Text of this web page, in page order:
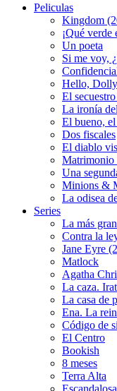
Peliculas
Kingdom
¡Qué verde
Un poeta
Si me voy,
Hello,
El
La ironía
El bueno,
Dos fiscales
El diablo
Matrimonio
Una
Minions &
La odisea
Series
La más
Contra la
Jane Eyre
Matlock
Agatha
La caza.
La casa de
Ena. La
Código de
El Centro
Bookish
8 meses
Terra Alta